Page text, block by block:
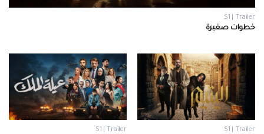
S1 | Trailer
خطوات صغيرة
S1 | Trailer
S1 | Trailer